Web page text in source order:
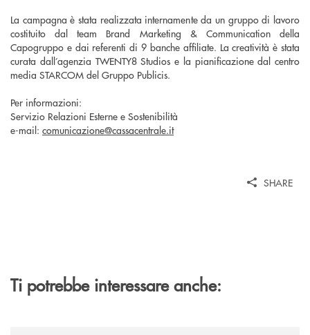
La campagna è stata realizzata internamente da un gruppo di lavoro
costituito dal team Brand Marketing & Communication della
Capogruppo e dai referenti di 9 banche affiliate. La creatività è stata
curata dall’agenzia TWENTY8 Studios e la pianificazione dal centro
media STARCOM del Gruppo Publicis.
Per informazioni:
Servizio Relazioni Esterne e Sostenibilità
e-mail: comunicazione@cassacentrale.it
SHARE
Ti potrebbe interessare anche: